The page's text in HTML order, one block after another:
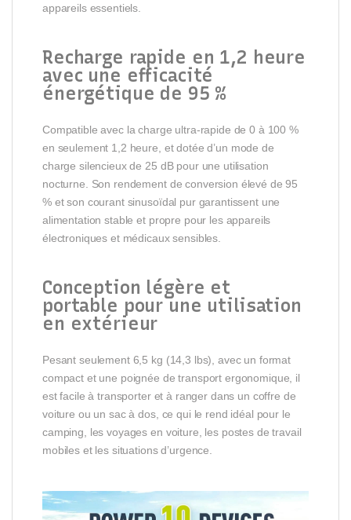
appareils essentiels.
Recharge rapide en 1,2 heure
avec une efficacité
énergétique de 95 %
Compatible avec la charge ultra-rapide de 0 à 100 %
en seulement 1,2 heure, et dotée d’un mode de
charge silencieux de 25 dB pour une utilisation
nocturne. Son rendement de conversion élevé de 95
% et son courant sinusoïdal pur garantissent une
alimentation stable et propre pour les appareils
électroniques et médicaux sensibles.
Conception légère et
portable pour une utilisation
en extérieur
Pesant seulement 6,5 kg (14,3 lbs), avec un format
compact et une poignée de transport ergonomique, il
est facile à transporter et à ranger dans un coffre de
voiture ou un sac à dos, ce qui le rend idéal pour le
camping, les voyages en voiture, les postes de travail
mobiles et les situations d’urgence.